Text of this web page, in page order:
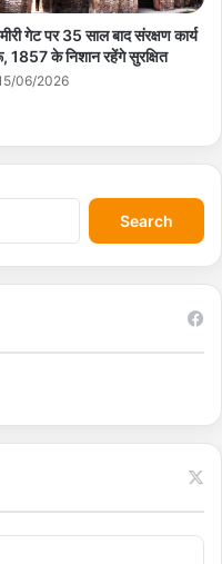
गेट पर 35 साल बाद संरक्षण कार्य
1857 के निशान रहेंगे सुरक्षित
06/2026
S
e
a
r
r
: